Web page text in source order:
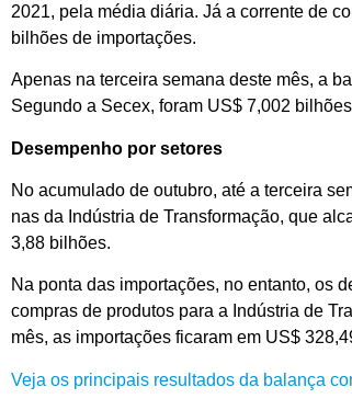
2021, pela média diária. Já a corrente de
bilhões de importações.
Apenas na terceira semana deste mês, a
Segundo a Secex, foram US$ 7,002
Desempenho por setores
No acumulado de outubro, até a terceira
nas da Indústria de Transformação, que
3,88 bilhões.
Na ponta das importações, no entanto, os
compras de produtos para a Indústria de
mês, as importações ficaram em US$
Veja os principais resultados da balança